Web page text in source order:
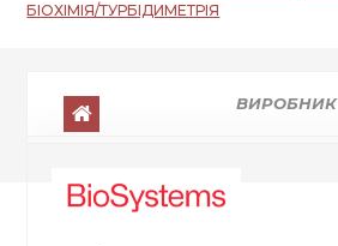
БІОХІМІЯ/ТУРБІДИМЕТРІЯ
ВИРОБНИК